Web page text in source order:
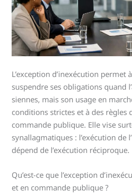
L’exception d’inexécution permet
suspendre ses obligations quand
siennes, mais son usage en
conditions strictes et à des règles
commande publique. Elle vise
synallagmatiques : l’exécution de
dépend de l’exécution réciproque.
Qu’est-ce que l’exception
et en commande publique ?